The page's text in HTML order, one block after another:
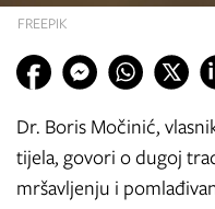
FREEPIK
Dr. Boris Močinić,
tijela, govori o dugoj
mršavljenju i